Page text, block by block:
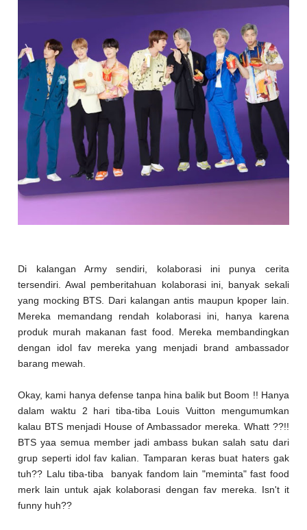
Di kalangan Army sendiri, kolaborasi ini punya cerita
tersendiri. Awal pemberitahuan kolaborasi ini, banyak sekali
yang mocking BTS. Dari kalangan antis maupun kpoper lain.
Mereka memandang rendah kolaborasi ini, hanya karena
produk murah makanan fast food. Mereka membandingkan
dengan idol fav mereka yang menjadi brand ambassador
barang mewah.
Okay, kami hanya defense tanpa hina balik but Boom !! Hanya
dalam waktu 2 hari tiba-tiba Louis Vuitton mengumumkan
kalau BTS menjadi House of Ambassador mereka. Whatt ??!!
BTS yaa semua member jadi ambass bukan salah satu dari
grup seperti idol fav kalian. Tamparan keras buat haters gak
tuh?? Lalu tiba-tiba banyak fandom lain "meminta" fast food
merk lain untuk ajak kolaborasi dengan fav mereka. Isn't it
funny huh??